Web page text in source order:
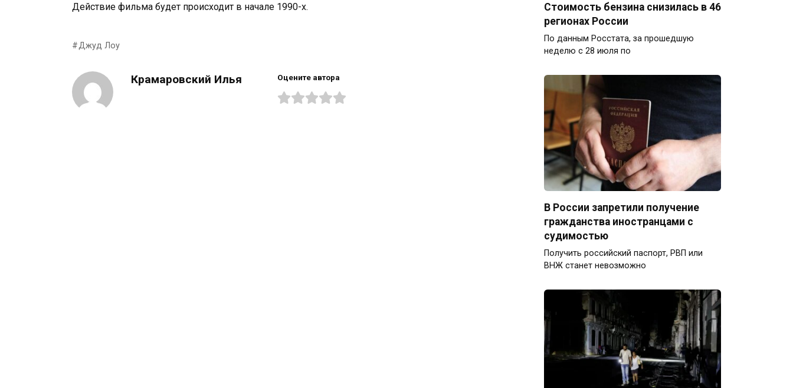
Действие фильма будет происходит в начале 1990-х.
Джуд Лоу
Крамаровский Илья Оцените автора
Стоимость бензина снизилась в 46
регионах России
По данным Росстата, за прошедшую
неделю с 28 июля по
В России запретили получение
гражданства иностранцами с
судимостью
Получить российский паспорт, РВП или
ВНЖ станет невозможно